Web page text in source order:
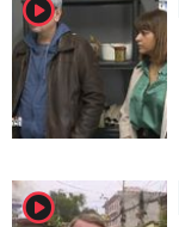
player2
player2